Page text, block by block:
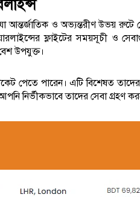
আন্তর্জাতিক ও অভ্যন্তরীণ উভয় রুটে
ফ্লাইটের সময়সূচী ও
উপযুক্ত।
পেতে পারেন। এটি বিশেষত
নির্ভীকভাবে তাদের সেবা গ্রহণ